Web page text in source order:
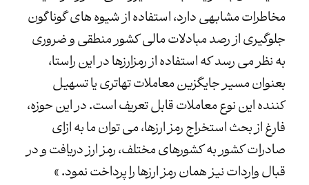
مخاطرات مشابهی دارد، استفاده از شیوه های گوناگون
جلوگیری از رصد مبادلات مالی کشور منطقی و ضروری
به نظر می رسد که استفاده از رمزارزها در این راستا،
بعنوان مسیر جایگزین معاملات تهاتری یا تسهیل
کننده این نوع معاملات قابل تعریف است. در این حوزه،
فارغ از بحث استخراج رمز ارزها، می توان ما به ازای
صادرات کشور به کشورهای مختلف، رمز ارز دریافت و در
قبال واردات نیز همان رمز ارزها را پرداخت نمود. »